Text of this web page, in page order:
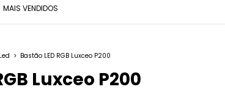
MAIS VENDIDOS
> Bastão LED RGB Luxceo P200
Luxceo P200